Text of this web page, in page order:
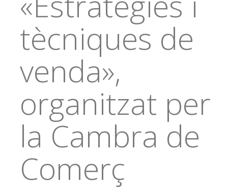
tècniques de
venda»,
organitzat per
la Cambra de
Comerç